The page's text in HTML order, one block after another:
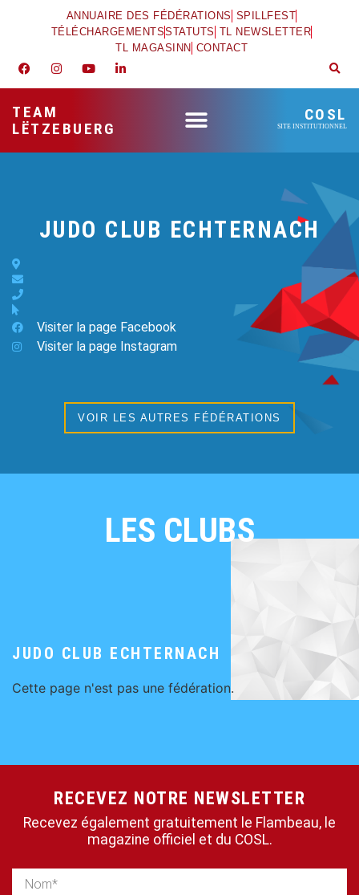
ANNUAIRE DES FÉDÉRATIONS SPILLFEST
TÉLÉCHARGEMENTSSTATUTS TL NEWSLETTER
TL MAGASINN CONTACT
TEAM
LËTZEBUERG
COSL
SITE INSTITUTIONNEL
JUDO CLUB ECHTERNACH
Visiter la page Facebook
Visiter la page Instagram
VOIR LES AUTRES FÉDÉRATIONS
LES CLUBS
JUDO CLUB ECHTERNACH
Cette page n'est pas une fédération.
RECEVEZ NOTRE NEWSLETTER
Recevez également gratuitement le Flambeau, le
magazine officiel et du COSL.